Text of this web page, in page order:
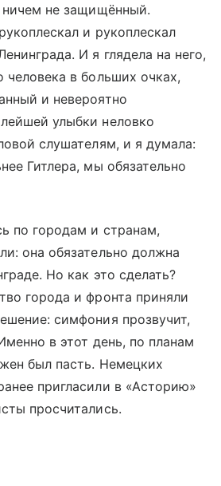
ничем не защищённый.
и рукоплескал
И я глядела на него,
человека в больших очках,
и невероятно
улыбки неловко
слушателям, и я думала:
Гитлера, мы обязательно
по городам и странам,
она обязательно должна
Но как это сделать?
города и фронта приняли
симфония прозвучит,
в этот день, по планам
был пасть. Немецких
пригласили в «Асторию»
просчитались.